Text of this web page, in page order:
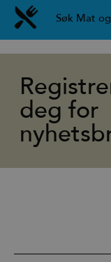
Søk Mat
deg for